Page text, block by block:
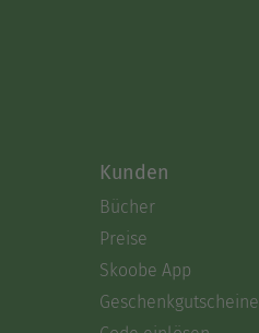
Kunden
Bücher
Preise
Skoobe App
Geschenkgutscheine